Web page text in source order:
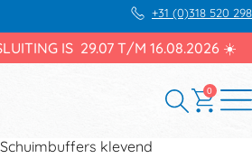
+31 (0)318 520 298
IS 29.07 T/M 16.08.2026 ☀️
0
Schuimbuffers klevend